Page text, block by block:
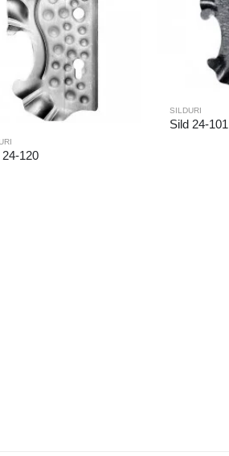
24-120
SILDURI
Sild 24-101